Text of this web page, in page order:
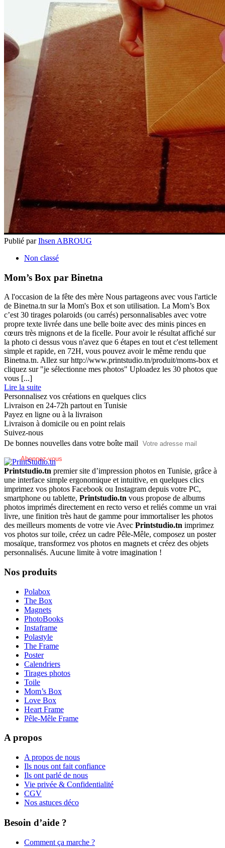
Publié par Ihsen ABROUG
Non classé
Mom’s Box par Binetna
A l'occasion de la fête des mère Nous partageons avec vous l'article
de Binetna.tn sur la Mom's Box et son utilisation. La Mom’s Box
c’est 30 tirages polaroids (ou carrés) personnalisables avec votre
propre texte livrée dans une belle boite avec des minis pinces en
cœurs très mignons et de la ficelle. Pour avoir le résultat affiché sur
la photo ci dessus vous n'avez que 6 étapes en tout et c'est tellement
simple et rapide, en 72H, vous pouvez avoir le même rendu que
Binetna.tn. Allez sur http://www.printstudio.tn/produit/moms-box et
cliquez sur "je sélectionne mes photos" Uploadez les 30 photos que
vous [...]
Lire la suite
Personnalisez vos créations en quelques clics
Livraison en 24-72h partout en Tunisie
Payez en ligne ou à la livraison
Livraison à domicile ou en point relais
Suivez-nous
De bonnes nouvelles dans votre boîte mail
Printstudio.tn premier site d’impression photos en Tunisie, grâce à
une interface simple ergonomique et intuitive, en quelques clics
imprimez vos photos Facebook ou Instagram depuis votre PC,
smartphone ou tablette, Printstudio.tn vous propose de albums
photos imprimés directement en recto verso et reliés comme un vrai
livre, une finition très haut de gamme pour immortaliser les photos
des meilleurs moments de votre vie Avec Printstudio.tn imprimez
vos photos sur toile, créez un cadre Pêle-Mêle, composez un poster
mosaïque, transformez vos photos en magnets et créez des objets
personnalisés. Aucune limite à votre imagination !
Nos produits
Polabox
The Box
Magnets
PhotoBooks
Instaframe
Polastyle
The Frame
Poster
Calendriers
Tirages photos
Toile
Mom’s Box
Love Box
Heart Frame
Pêle-Mêle Frame
A propos
A propos de nous
Ils nous ont fait confiance
Ils ont parlé de nous
Vie privée & Confidentialité
CGV
Nos astuces déco
Besoin d’aide ?
Comment ça marche ?